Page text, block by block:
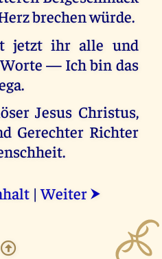
brechen würde.
jetzt ihr alle und
— Ich bin das
Jesus Christus,
Gerechter Richter
|Weiter ⮞